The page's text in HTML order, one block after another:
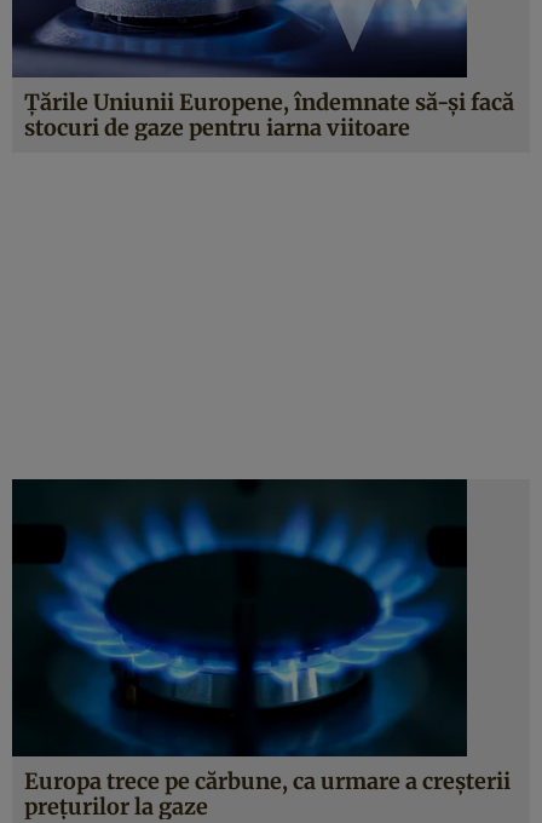
Țările Uniunii Europene, îndemnate să-și facă
stocuri de gaze pentru iarna viitoare
Europa trece pe cărbune, ca urmare a creșterii
prețurilor la gaze